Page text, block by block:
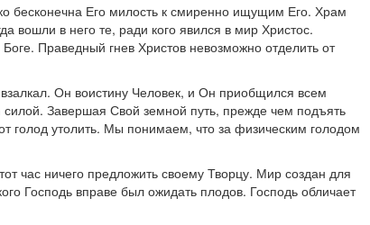
бесконечна Его милость к смиренно ищущим Его. Храм
вошли в него те, ради кого явился в мир Христос.
Праведный гнев Христов невозможно отделить от
Он воистину Человек, и Он приобщился всем
Завершая Свой земной путь, прежде чем подъять
голод утолить. Мы понимаем, что за физическим голодом
час ничего предложить своему Творцу. Мир создан для
Господь вправе был ожидать плодов. Господь обличает